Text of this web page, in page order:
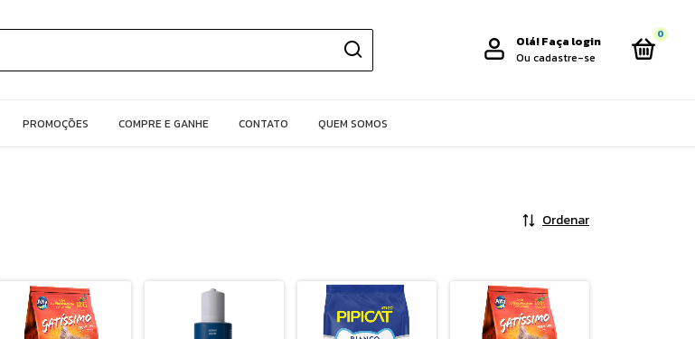
Olá!Faça login
Ou cadastre-se
0
PROMOÇÕES COMPRE E GANHE CONTATO QUEM SOMOS
Ordenar